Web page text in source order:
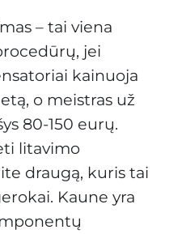
– tai viena
jei
kainuoja
o meistras už
80-150 eurų.
litavimo
draugą, kuris tai
Kaune yra